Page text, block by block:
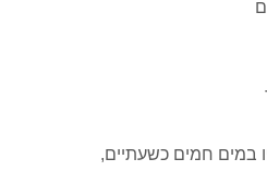
במים חמים כשעתיים,